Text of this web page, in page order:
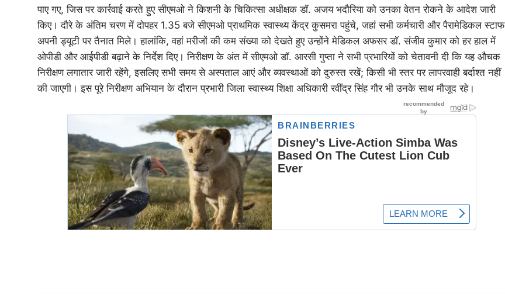
पाए गए, जिस पर कार्रवाई करते हुए सीएमओ ने किशनी के चिकित्सा अधीक्षक डॉ. अजय भदौरिया को उनका वेतन रोकने के आदेश जारी
किए। दौरे के अंतिम चरण में दोपहर 1.35 बजे सीएमओ प्राथमिक स्वास्थ्य केंद्र कुसमरा पहुंचे, जहां सभी कर्मचारी और पैरामेडिकल स्टाफ
अपनी ड्यूटी पर तैनात मिले। हालांकि, वहां मरीजों की कम संख्या को देखते हुए उन्होंने मेडिकल अफसर डॉ. संजीव कुमार को हर हाल में
ओपीडी और आईपीडी बढ़ाने के निर्देश दिए। निरीक्षण के अंत में सीएमओ डॉ. आरसी गुप्ता ने सभी प्रभारियों को चेतावनी दी कि यह औचक
निरीक्षण लगातार जारी रहेंगे, इसलिए सभी समय से अस्पताल आएं और व्यवस्थाओं को दुरुस्त रखें; किसी भी स्तर पर लापरवाही बर्दाश्त नहीं
की जाएगी। इस पूरे निरीक्षण अभियान के दौरान प्रभारी जिला स्वास्थ्य शिक्षा अधिकारी रवींद्र सिंह गौर भी उनके साथ मौजूद रहे।